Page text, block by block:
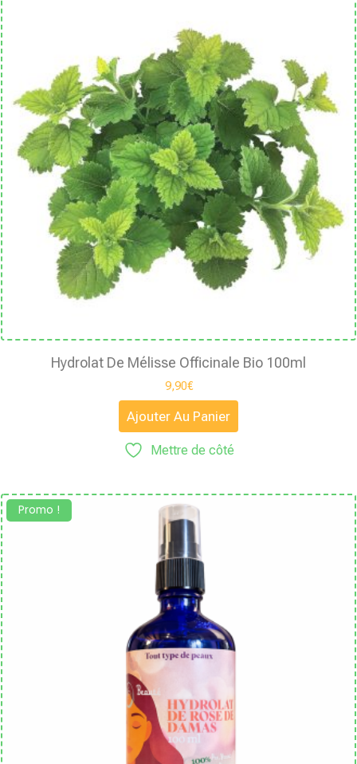
Hydrolat De Mélisse Officinale Bio 100ml
9,90€
Ajouter Au Panier
Mettre de côté
Promo !